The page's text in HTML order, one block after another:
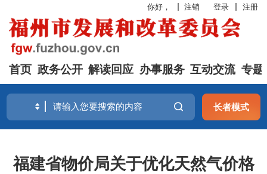
你好， 注销 登录 注册
首页 政务公开 解读回应 办事服务 互动交流 专题
长者模式
福建省物价局关于优化天然气价格